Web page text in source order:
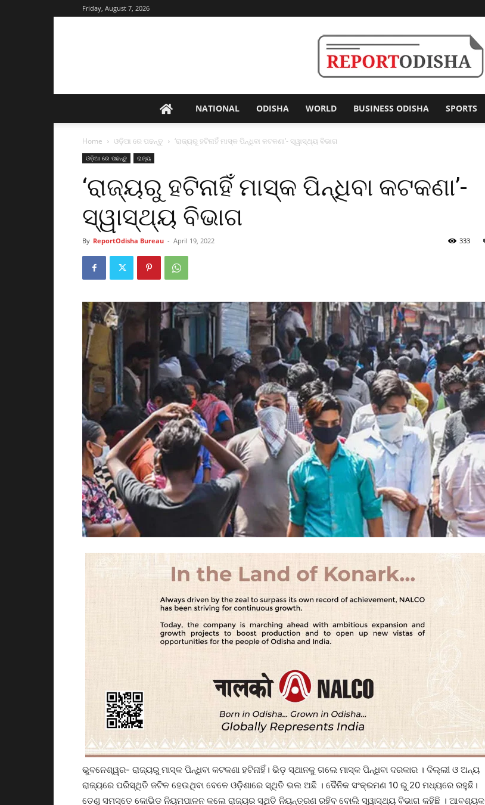
Friday, August 7, 2026
Odisha
NATIONAL ODISHA WORLD BUSINESS ODISHA SPORTS
Home ଓଡ଼ିଆ ରେ ପଢନ୍ତୁ ‘ରାଜ୍ୟରୁ ହଟିନାହିଁ ମାସ୍କ ପିନ୍ଧିବା କଟକଣା’- ସ୍ୱାସ୍ଥ୍ୟ ବିଭାଗ
ଓଡ଼ିଆ ରେ ପଢନ୍ତୁ ରାଜ୍ୟ
‘ରାଜ୍ୟରୁ ହଟିନାହିଁ ମାସ୍କ ପିନ୍ଧିବା କଟକଣା’-
ସ୍ୱାସ୍ଥ୍ୟ ବିଭାଗ
By ReportOdisha Bureau - April 19, 2022 333
ଭୁବନେଶ୍ୱର- ରାଜ୍ୟରୁ ମାସ୍କ ପିନ୍ଧିବା କଟକଣା ହଟିନାହିଁ। ଭିଡ଼ ସ୍ଥାନକୁ ଗଲେ ମାସ୍କ ପିନ୍ଧିବା ଦରକାର । ଦିଲ୍ଲୀ ଓ ଅନ୍ୟ
ରାଜ୍ୟରେ ପରିସ୍ଥିତି ଜଟିଳ ହେଉଥିବା ବେଳେ ଓଡ଼ିଶାରେ ସ୍ଥିତି ଭଲ ଅଛି । ଦୈନିକ ସଂକ୍ରମଣ 10 ରୁ 20 ମଧ୍ୟରେ ରହୁଛି।
ତେଣୁ ସମସ୍ତେ କୋଭିଡ ନିୟମପାଳନ କଲେ ରାଜ୍ୟର ସ୍ଥିତି ନିୟନ୍ତ୍ରଣ ରହିବ ବୋଲି ସ୍ୱାସ୍ଥ୍ୟ ବିଭାଗ କହିଛି । ଆବଶ୍ୟକ